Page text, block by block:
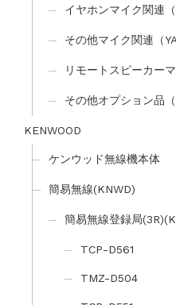
イヤホンマイク関連（
その他マイク関連（
リモートスピーカー
その他オプション品（
KENWOOD
ケンウッド無線機本体
簡易無線(KNWD)
簡易無線登録局
TCP-D561
TMZ-D504